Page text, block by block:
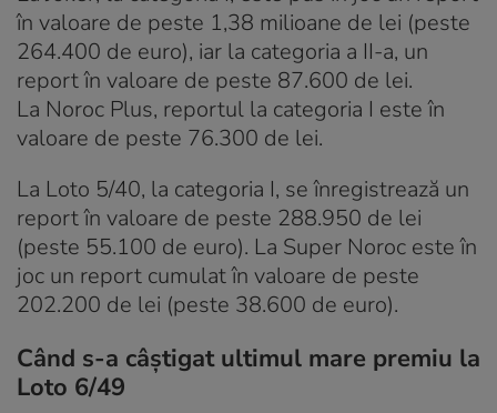
în valoare de peste 1,38 milioane de lei (peste
264.400 de euro), iar la categoria a II-a, un
report în valoare de peste 87.600 de lei.
La Noroc Plus, reportul la categoria I este în
valoare de peste 76.300 de lei.
La Loto 5/40, la categoria I, se înregistrează un
report în valoare de peste 288.950 de lei
(peste 55.100 de euro). La Super Noroc este în
joc un report cumulat în valoare de peste
202.200 de lei (peste 38.600 de euro).
Când s-a câștigat ultimul mare premiu la
Loto 6/49